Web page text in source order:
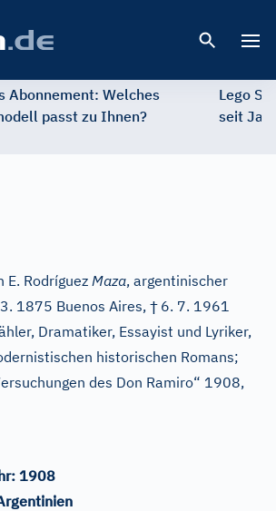
Abonnement: Welches
passt zu Ihnen?
Lego
seit
E. Rodríguez Maza, argentinischer
1875 Buenos Aires,† 6. 7. 1961
Dramatiker, Essayist und Lyriker,
historischen Romans;
des Don Ramiro“ 1908,
1908